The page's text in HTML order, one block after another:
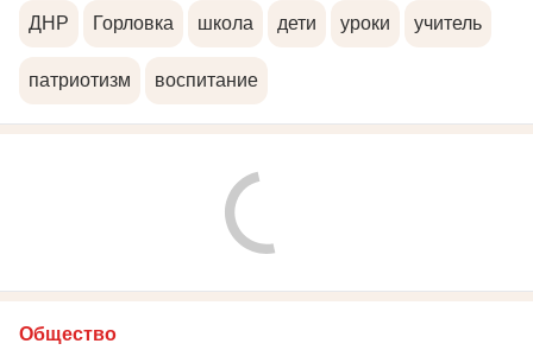
ДНР Горловка школа дети уроки учитель
патриотизм воспитание
Общество